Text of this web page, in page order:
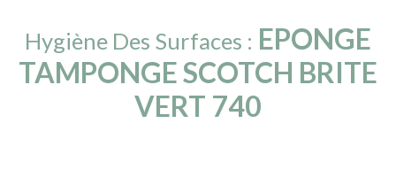
Hygiène Des Surfaces : EPONGE
TAMPONGE SCOTCH BRITE
VERT 740